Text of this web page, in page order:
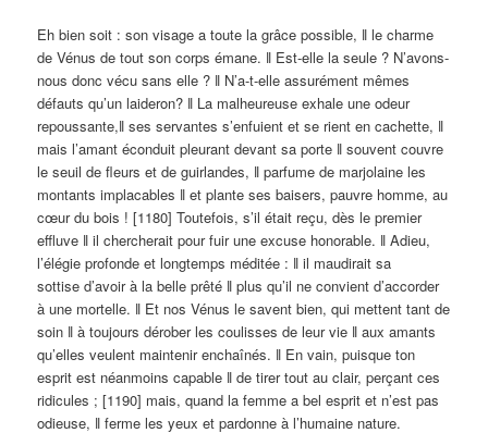
Eh bien soit : son visage a toute la grâce possible, ǁ le charme
de Vénus de tout son corps émane. ǁ Est-elle la seule ? N’avons-
nous donc vécu sans elle ? ǁ N’a-t-elle assurément mêmes
défauts qu’un laideron? ǁ La malheureuse exhale une odeur
repoussante,ǁ ses servantes s’enfuient et se rient en cachette, ǁ
mais l’amant éconduit pleurant devant sa porte ǁ souvent couvre
le seuil de fleurs et de guirlandes, ǁ parfume de marjolaine les
montants implacables ǁ et plante ses baisers, pauvre homme, au
cœur du bois ! [1180] Toutefois, s’il était reçu, dès le premier
effluve ǁ il chercherait pour fuir une excuse honorable. ǁ Adieu,
l’élégie profonde et longtemps méditée : ǁ il maudirait sa
sottise d’avoir à la belle prêté ǁ plus qu’il ne convient d’accorder
à une mortelle. ǁ Et nos Vénus le savent bien, qui mettent tant de
soin ǁ à toujours dérober les coulisses de leur vie ǁ aux amants
qu’elles veulent maintenir enchaînés. ǁ En vain, puisque ton
esprit est néanmoins capable ǁ de tirer tout au clair, perçant ces
ridicules ; [1190] mais, quand la femme a bel esprit et n’est pas
odieuse, ǁ ferme les yeux et pardonne à l’humaine nature.